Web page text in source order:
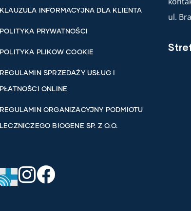
KLAUZULA INFORMACYJNA DLA KLIENTA
POLITYKA PRYWATNOŚCI
POLITYKA PLIKOW COOKIE
REGULAMIN SPRZEDAŻY USŁUG I
PŁATNOŚCI ONLINE
REGULAMIN ORGANIZACYJNY PODMIOTU
LECZNICZEGO BIOGENE SP. Z O.O.
ul.